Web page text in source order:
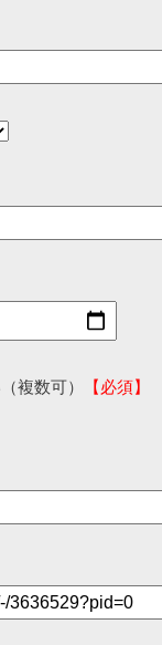
複数可）
【必須】